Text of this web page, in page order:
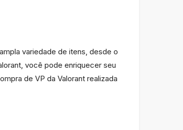
variedade de itens, desde o
você pode enriquecer seu
de VP da Valorant realizada